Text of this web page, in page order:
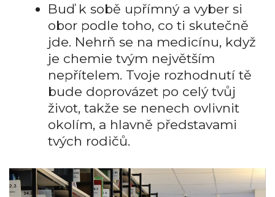
Buď k sobě upřímný a vyber si
obor podle toho, co ti skutečně
jde. Nehrň se na medicínu, když
je chemie tvým největším
nepřítelem. Tvoje rozhodnutí tě
bude doprovázet po celý tvůj
život, takže se nenech ovlivnit
okolím, a hlavně představami
tvých rodičů.